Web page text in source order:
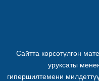
Сайтта көрсөтүлгөн
уруксаты
гипершилтемени